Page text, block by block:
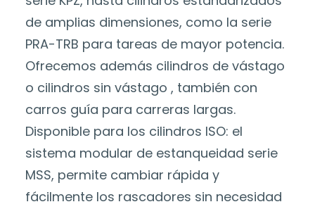
de amplias dimensiones, como la serie
PRA-TRB para tareas de mayor potencia.
Ofrecemos además cilindros de vástago
o cilindros sin vástago , también con
carros guía para carreras largas.
Disponible para los cilindros ISO: el
sistema modular de estanqueidad serie
MSS, permite cambiar rápida y
fácilmente los rascadores sin necesidad